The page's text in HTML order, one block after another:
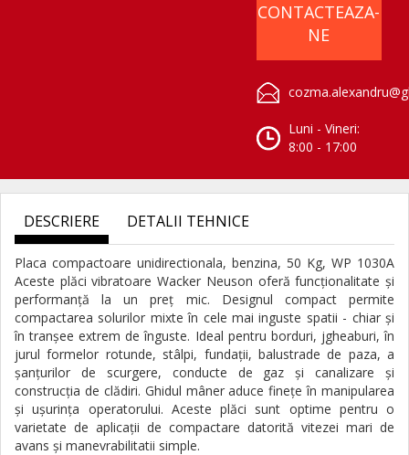
CONTACTEAZA-
NE
Luni - Vineri:
8:00 - 17:00
DESCRIERE DETALII TEHNICE
Placa compactoare unidirectionala, benzina, 50 Kg, WP 1030A
Aceste plăci vibratoare Wacker Neuson oferă funcţionalitate şi
performanţă la un preţ mic. Designul compact permite
compactarea solurilor mixte în cele mai inguste spatii - chiar şi
în tranşee extrem de înguste. Ideal pentru borduri, jgheaburi, în
jurul formelor rotunde, stâlpi, fundaţii, balustrade de paza, a
şanţurilor de scurgere, conducte de gaz şi canalizare şi
construcţia de clădiri. Ghidul mâner aduce fineţe în manipularea
şi uşurinţa operatorului. Aceste plăci sunt optime pentru o
varietate de aplicaţii de compactare datorită vitezei mari de
avans şi manevrabilitatii simple.